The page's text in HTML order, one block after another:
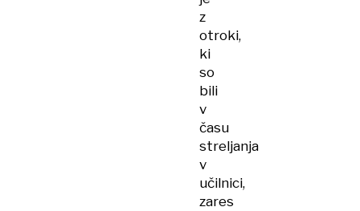
z
otroki,
ki
so
bili
v
času
streljanja
v
učilnici,
zares